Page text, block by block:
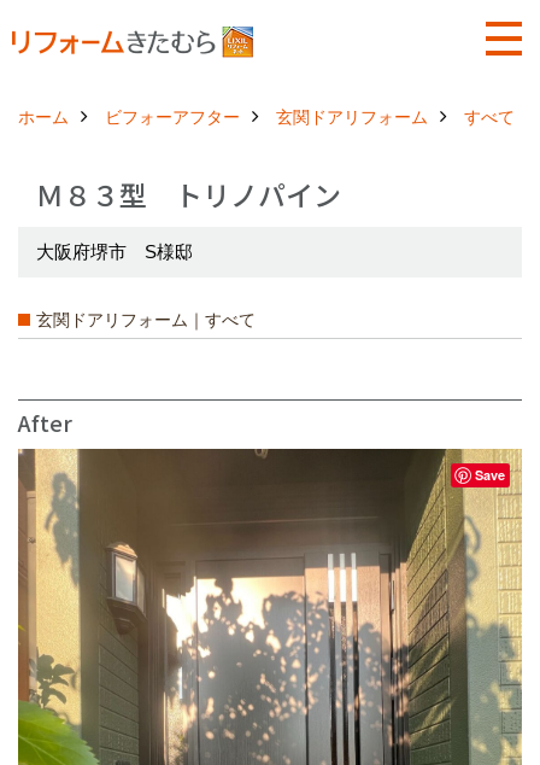
ホーム ビフォーアフター 玄関ドアリフォーム すべて
Ｍ８３型 トリノパイン
大阪府堺市 S様邸
玄関ドアリフォーム｜すべて
After
Save